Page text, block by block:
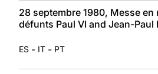
28 septembre 1980, Messe en
défunts Paul VI and Jean-Paul I
ES - IT - PT